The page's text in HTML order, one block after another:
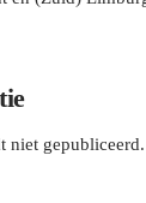
niet gepubliceerd.